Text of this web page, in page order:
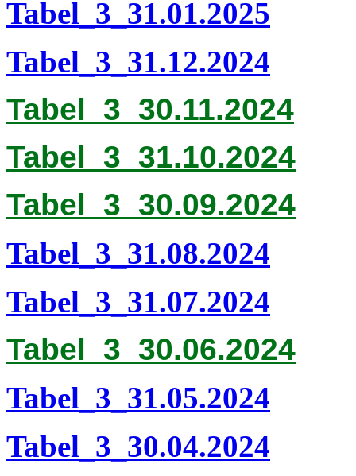
Tabel_3_31.01.2025
Tabel_3_31.12.2024
Tabel_3_30.11.2024
Tabel_3_31.10.2024
Tabel_3_30.09.2024
Tabel_3_31.08.2024
Tabel_3_31.07.2024
Tabel_3_30.06.2024
Tabel_3_31.05.2024
Tabel_3_30.04.2024